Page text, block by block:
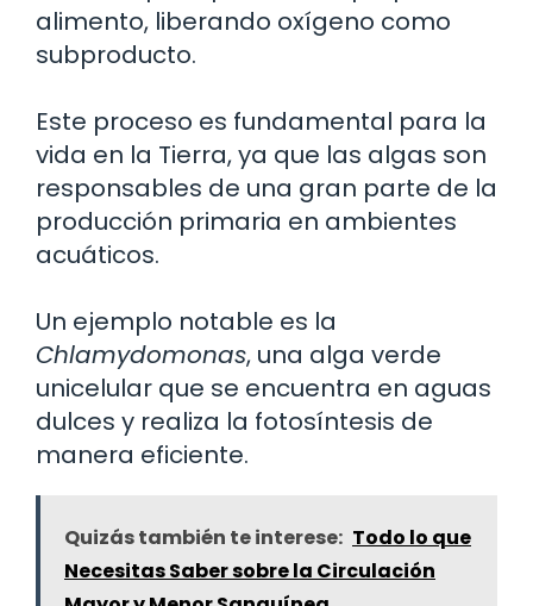
alimento, liberando oxígeno como
subproducto.
Este proceso es fundamental para la
vida en la Tierra, ya que las algas son
responsables de una gran parte de la
producción primaria en ambientes
acuáticos.
Un ejemplo notable es la
Chlamydomonas, una alga verde
unicelular que se encuentra en aguas
dulces y realiza la fotosíntesis de
manera eficiente.
Quizás también te interese: Todo lo que
Necesitas Saber sobre la Circulación